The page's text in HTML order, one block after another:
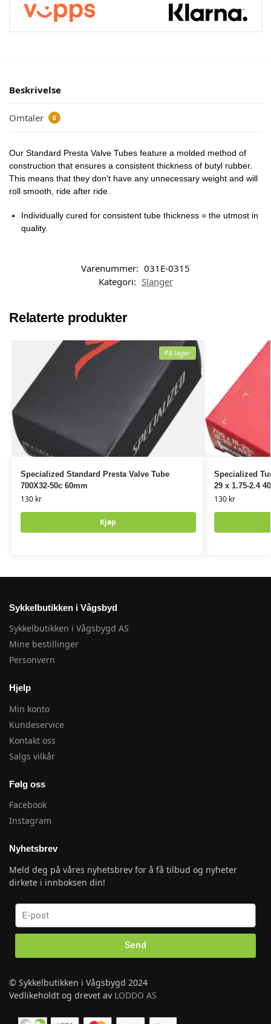
Beskrivelse
Omtaler 0
Our Standard Presta Valve Tubes feature a molded method of
construction that ensures a consistent thickness of butyl rubber.
This means that they don’t have any unnecessary weight and will
roll smooth, ride after ride.
Individually cured for consistent tube thickness = the utmost in
quality.
Varenummer: 031E-0315
Kategori: Slanger
Relaterte produkter
Specialized Standard Presta Valve Tube
700X32-50c 60mm
130 kr
Kjøp
På lager
Specialized
29 x 1.75-2.4
130 kr
Sykkelbutikken i Vågsbyd
Sykkelbutikken i Vågsbygd AS
Mine bestillinger
Personvern
Hjelp
Min konto
Kundeservice
Kontakt oss
Salgs vilkår
Følg oss
Facebook
Instagram
Nyhetsbrev
Meld deg på våres nyhetsbrev for å få tilbud og nyheter
dirkete i innboksen din!
Send
© Sykkelbutikken i Vågsbygd 2024
Vedlikeholdt og drevet av LODDO AS